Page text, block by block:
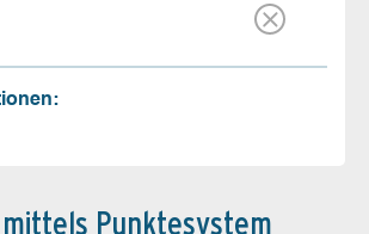
Punktesystem